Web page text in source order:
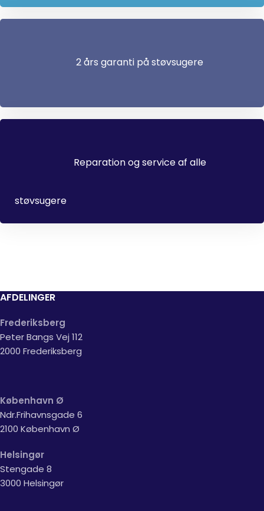
2 års garanti på støvsugere
Reparation og service af alle
støvsugere
AFDELINGER
Frederiksberg
Peter Bangs Vej 112
2000 Frederiksberg
København Ø
Ndr.Frihavnsgade 6
2100 København Ø
Helsingør
Stengade 8
3000 Helsingør